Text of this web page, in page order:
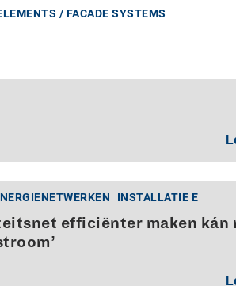
/ FACADE SYSTEMS
INSTALLATIE E
efficiënter maken kán